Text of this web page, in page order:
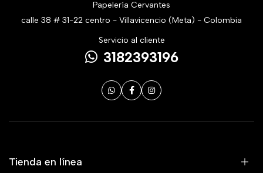
Papelería Cervantes
calle 38 # 31-22 centro - Villavicencio (Meta) - Colombia
Servicio al cliente
3182393196
Tienda en línea